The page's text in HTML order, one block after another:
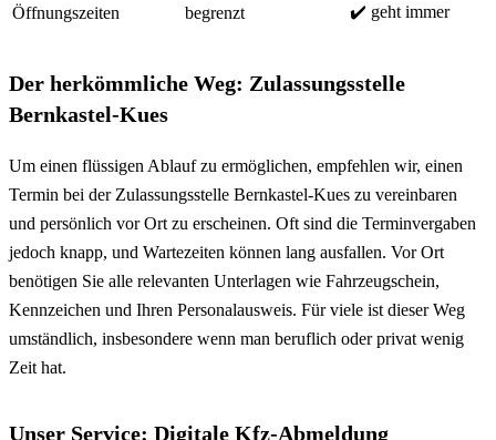
Öffnungszeiten begrenzt ✔️ geht immer
Der herkömmliche Weg: Zulassungsstelle
Bernkastel-Kues
Um einen flüssigen Ablauf zu ermöglichen, empfehlen wir, einen
Termin bei der Zulassungsstelle Bernkastel-Kues zu vereinbaren
und persönlich vor Ort zu erscheinen. Oft sind die Terminvergaben
jedoch knapp, und Wartezeiten können lang ausfallen. Vor Ort
benötigen Sie alle relevanten Unterlagen wie Fahrzeugschein,
Kennzeichen und Ihren Personalausweis. Für viele ist dieser Weg
umständlich, insbesondere wenn man beruflich oder privat wenig
Zeit hat.
Unser Service: Digitale Kfz-Abmeldung